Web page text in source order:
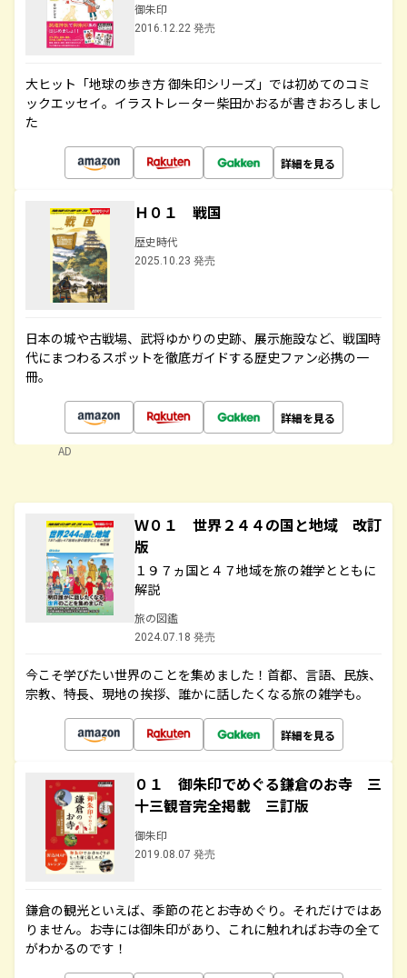
御朱印
2016.12.22 発売
大ヒット「地球の歩き方 御朱印シリーズ」では初めてのコミ
ックエッセイ。イラストレーター柴田かおるが書きおろしまし
た
詳細を見る
Ｈ０１ 戦国
歴史時代
2025.10.23 発売
日本の城や古戦場、武将ゆかりの史跡、展示施設など、戦国時
代にまつわるスポットを徹底ガイドする歴史ファン必携の一
冊。
詳細を見る
AD
Ｗ０１ 世界２４４の国と地域 改訂
版
１９７ヵ国と４７地域を旅の雑学とともに
解説
旅の図鑑
2024.07.18 発売
今こそ学びたい世界のことを集めました！首都、言語、民族、
宗教、特長、現地の挨拶、誰かに話したくなる旅の雑学も。
詳細を見る
０１ 御朱印でめぐる鎌倉のお寺 三
十三観音完全掲載 三訂版
御朱印
2019.08.07 発売
鎌倉の観光といえば、季節の花とお寺めぐり。それだけではあ
りません。お寺には御朱印があり、これに触れればお寺の全て
がわかるのです！